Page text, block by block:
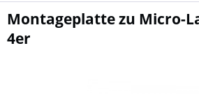
Montageplatte zu Micro-
4er